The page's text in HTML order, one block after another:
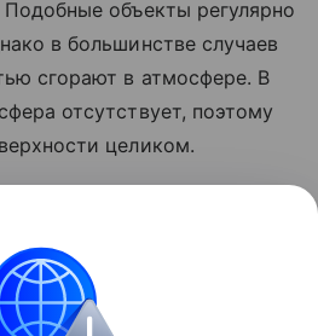
объекты регулярно
в большинстве случаев
сгорают в атмосфере. В
отсутствует, поэтому
целиком.
Земли.